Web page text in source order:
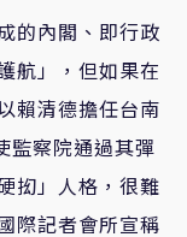
的內閣、即行政
航」，但如果在
賴清德擔任台南
監察院通過其彈
抝」人格，很難
際記者會所宣稱